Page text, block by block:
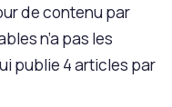
de contenu par
n’a pas les
publie 4 articles par